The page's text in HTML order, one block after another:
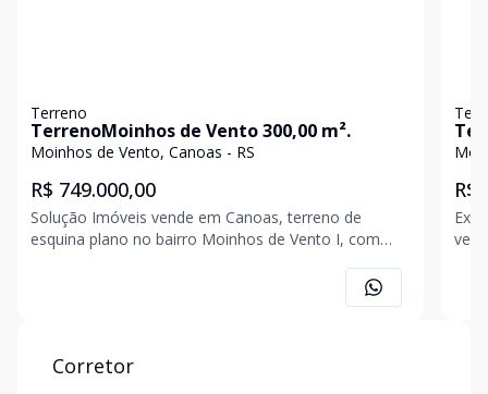
Terreno
TerrenoMoinhos de Vento 300,00 m².
Moinhos de Vento, Canoas - RS
R$ 749.000,00
Solução Imóveis vende em Canoas, terreno de
esquina plano no bairro Moinhos de Vento I, com
25,00m, orientação solar privilegiada, bairro classe
média alta, muito próximo do Park Shopping Canoas
R$
Corretor